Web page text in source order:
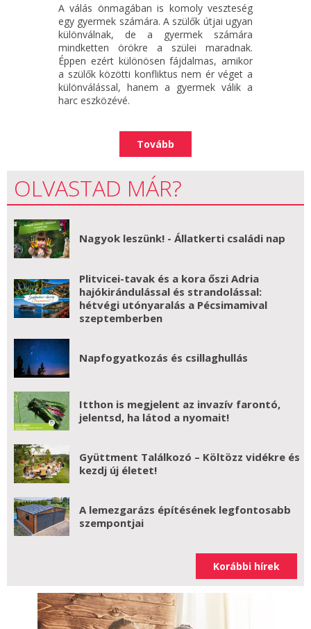
A válás önmagában is komoly veszteség
egy gyermek számára. A szülők útjai ugyan
különválnak, de a gyermek számára
mindketten örökre a szülei maradnak.
Éppen ezért különösen fájdalmas, amikor
a szülők közötti konfliktus nem ér véget a
különválással, hanem a gyermek válik a
harc eszközévé.
Tovább
OLVASTAD MÁR?
Nagyok leszünk! - Állatkerti családi nap
Plitvicei-tavak és a kora őszi Adria
hajókirándulással és strandolással:
hétvégi utónyaralás a Pécsimamival
szeptemberben
Napfogyatkozás és csillaghullás
Itthon is megjelent az invazív farontó,
jelentsd, ha látod a nyomait!
Gyüttment Találkozó – Költözz vidékre és
kezdj új életet!
A lemezgarázs építésének legfontosabb
szempontjai
Korábbi hírek